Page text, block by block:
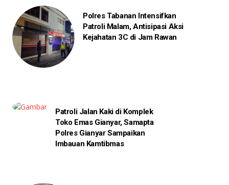
Polres Tabanan Intensifkan
Patroli Malam, Antisipasi Aksi
Kejahatan 3C di Jam Rawan
Patroli Jalan Kaki di Komplek
Toko Emas Gianyar, Samapta
Polres Gianyar Sampaikan
Imbauan Kamtibmas